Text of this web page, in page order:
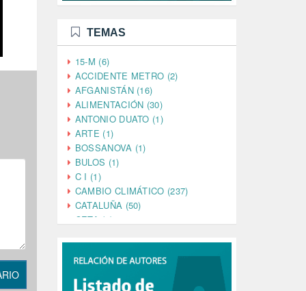
TEMAS
15-M (6)
ACCIDENTE METRO (2)
AFGANISTÁN (16)
ALIMENTACIÓN (30)
ANTONIO DUATO (1)
ARTE (1)
BOSSANOVA (1)
BULOS (1)
C I (1)
CAMBIO CLIMÁTICO (237)
CATALUÑA (50)
CETA (2)
CINE (35)
CIUDADANÍA (633)